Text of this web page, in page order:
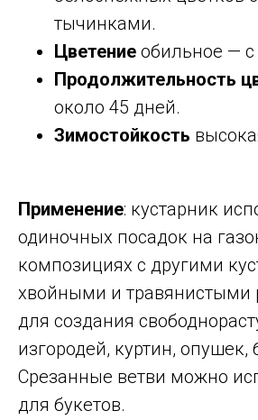
тычинками.
Цветение обильное —
Продолжительность
около 45 дней.
Зимостойкость
Применение: кустарник
одиночных посадок на
композициях с другими
хвойными и травянистыми
для создания
изгородей, куртин, опушек,
Срезанные ветви можно
для букетов.